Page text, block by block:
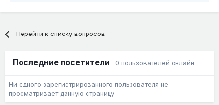
Перейти к списку вопросов
Последние посетители 0 пользователей онлайн
Ни одного зарегистрированного пользователя не
просматривает данную страницу